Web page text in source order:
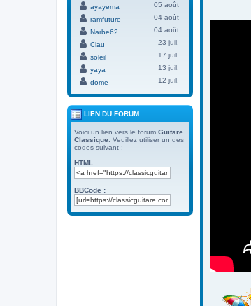
ayayema
05 août
ramfuture
04 août
Narbe62
04 août
Clau
23 juil.
soleil
17 juil.
yaya
13 juil.
dome
12 juil.
LIEN DU FORUM
Voici un lien vers le forum Guitare
Classique . Veuillez utiliser un des
codes suivant :
HTML :
BBCode :